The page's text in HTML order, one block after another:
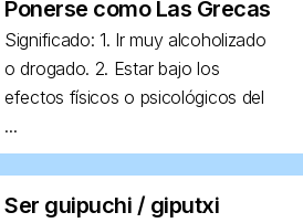
Ponerse como Las Grecas
Significado: 1. Ir muy alcoholizado
o drogado. 2. Estar bajo los
efectos físicos o psicológicos del
Ser guipuchi / giputxi